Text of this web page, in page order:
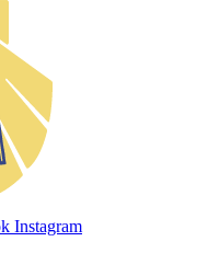
Instagram